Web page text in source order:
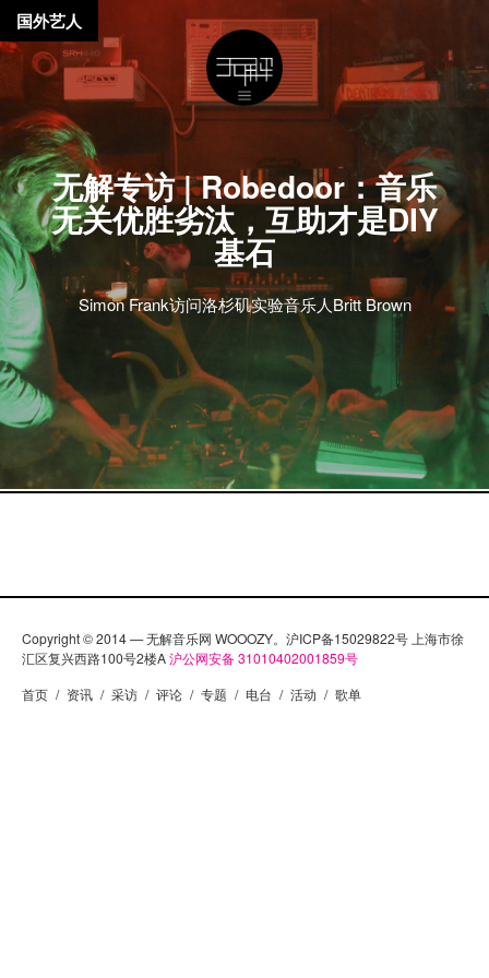
无解专访 | Robedoor：音乐
无关优胜劣汰，互助才是DIY
基石
Simon Frank访问洛杉矶实验音乐人Britt Brown
国外艺人
Copyright © 2014 — 无解音乐网 WOOOZY。沪ICP备15029822号 上海市徐
汇区复兴西路100号2楼A沪公网安备 31010402001859号
首页 / 资讯 / 采访 / 评论 / 专题 / 电台 / 活动 / 歌单